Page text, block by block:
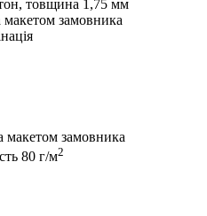
товщина 1,75 мм
замовника
макетом замовника
80 г/м2